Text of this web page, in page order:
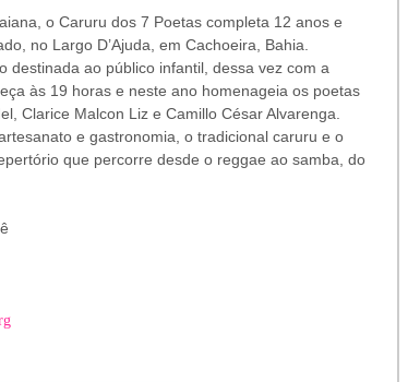
o Caruru dos 7 Poetas completa 12 anos e
no Largo D’Ajuda, em Cachoeira, Bahia.
destinada ao público infantil, dessa vez com a
às 19 horas e neste ano homenageia os poetas
Clarice Malcon Liz e Camillo César Alvarenga.
e gastronomia, o tradicional caruru e o
que percorre desde o reggae ao samba, do